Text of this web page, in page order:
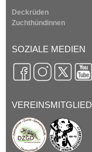
Deckrüden
Zuchthündinnen
SOZIALE MEDIEN
VEREINSMITGLIED